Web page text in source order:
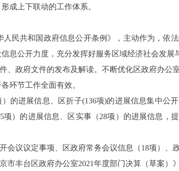
成上下联动的工作体系。
民共和国政府信息公开条例》，主动作为，依
息公开力度，充分发挥好服务区域经济社会发展
、政府文件的发布及解读。不断优化区政府办公
环节工作全面有效。
的进展信息、区折子(136项)的进展信息集中公
）的进展信息、区实事（28项）的进展信息，
议议定事项、区政府常务会议信息（18项）、
丰台区政府办公室2021年度部门决算（草案）